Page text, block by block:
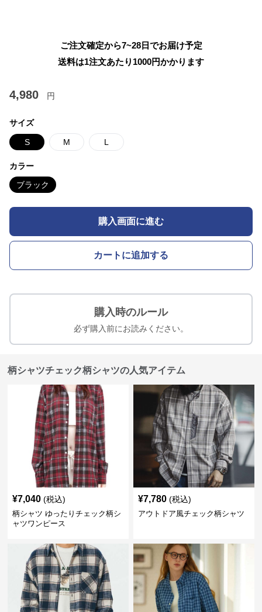
ご注文確定から7~28日でお届け予定
送料は1注文あたり 1000円かかります
4,980 円
サイズ
S M L
カラー
ブラック
購入画面に進む
カートに追加する
購入時のルール
必ず購入前にお読みください。
柄シャツチェック柄シャツの人気アイテム
¥7,040 (税込)
柄シャツ ゆったりチェック柄シ
ャツワンピース
¥7,780 (税込)
アウトドア風チェック柄シャツ